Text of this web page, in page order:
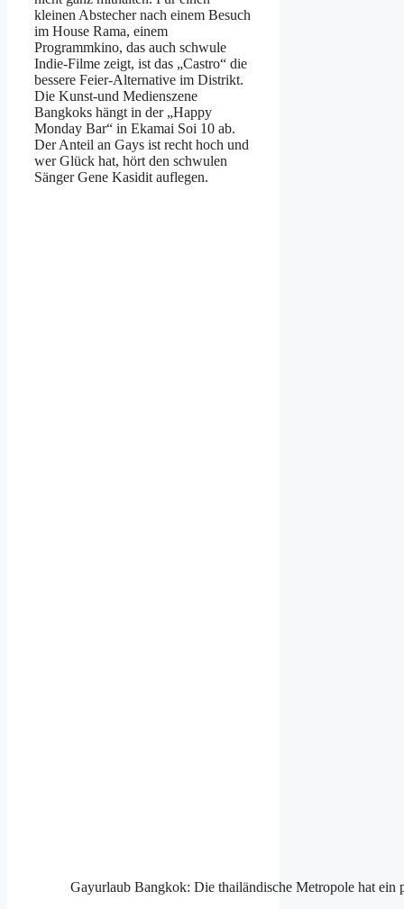
kleinen Abstecher nach einem Besuch
im House Rama, einem
Programmkino, das auch schwule
Indie-Filme zeigt, ist das „Castro“ die
bessere Feier-Alternative im Distrikt.
Die Kunst-und Medienszene
Bangkoks hängt in der „Happy
Monday Bar“ in Ekamai Soi 10 ab.
Der Anteil an Gays ist recht hoch und
wer Glück hat, hört den schwulen
Sänger Gene Kasidit auflegen.
Gayurlaub Bangkok: Die thailändische Metropole hat ein